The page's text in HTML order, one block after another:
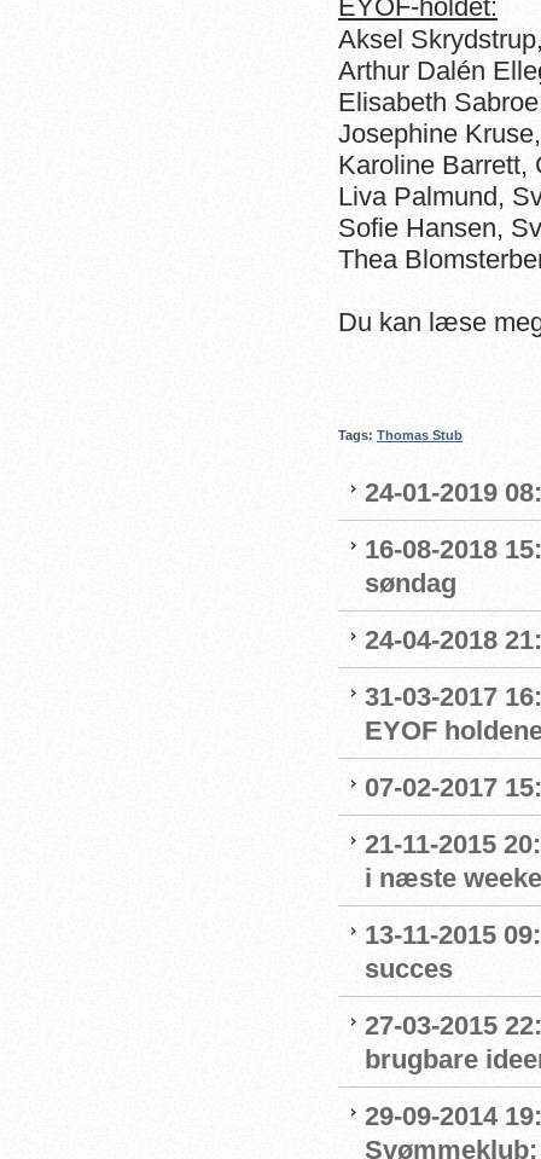
EYOF-holdet:
Aksel
Arthur Dalén
Elisabeth
Josephine
Karoline Barrett,
Liva Palmund,
Sofie Hansen,
Thea
Du kan læse
Tags: Thomas Stub
24-01-2019
16-08-2018
søndag
24-04-2018
31-03-2017
EYOF
07-02-2017
21-11-2015
i næste
13-11-2015
succes
27-03-2015
brugbare
29-09-2014